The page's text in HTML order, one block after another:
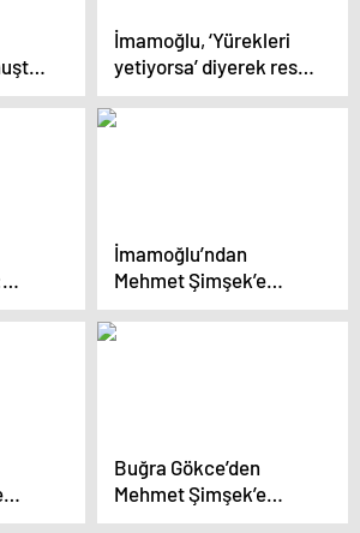
İmamoğlu, ‘Yürekleri
yetiyorsa’ diyerek rest
çekti: Murat Kurum’a
‘Kanal İstanbul’
İmamoğlu’ndan
Mehmet Şimşek’e
çağrı: ‘İtibarını acemi
bir adaya ezdirme’
Buğra Gökce’den
Mehmet Şimşek’e
‘konut kredisi’ yanıtı: